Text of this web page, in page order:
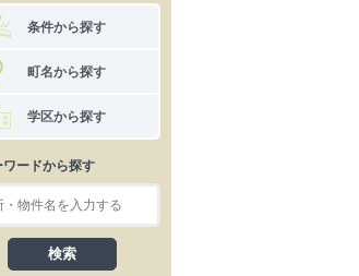
条件から探す
町名から探す
学区から探す
ワードから探す